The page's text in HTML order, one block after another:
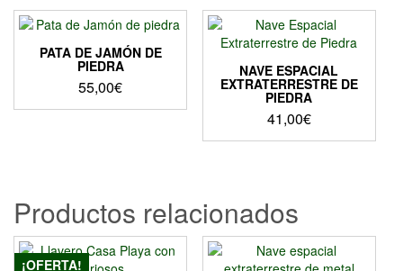
tiene
múltiples
variantes.
Las
opciones
se
pueden
elegir
de
producto
PATA DE JAMÓN DE
PIEDRA
55,00€
NAVE ESPACIAL
EXTRATERRESTRE DE
PIEDRA
41,00€
Productos relacionados
¡OFERTA!